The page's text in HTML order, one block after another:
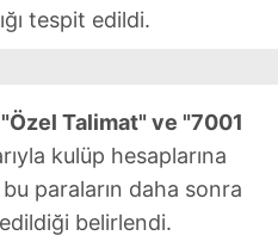
tespit edildi.
"Özel Talimat" ve "7001
kulüp hesaplarına
bu paraların daha sonra
belirlendi.